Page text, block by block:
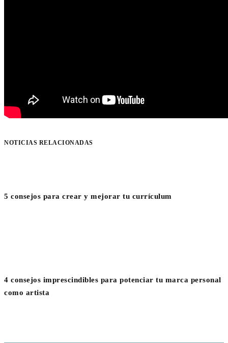
NOTICIAS RELACIONADAS
5 consejos para crear y mejorar tu currículum
4 consejos imprescindibles para potenciar tu marca personal
como artista